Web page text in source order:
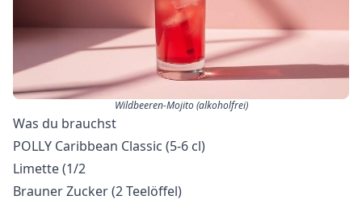
Wildbeeren-Mojito (alkoholfrei)
Was du brauchst
POLLY Caribbean Classic (5-6 cl)
Limette (1/2
Brauner Zucker (2 Teelöffel)